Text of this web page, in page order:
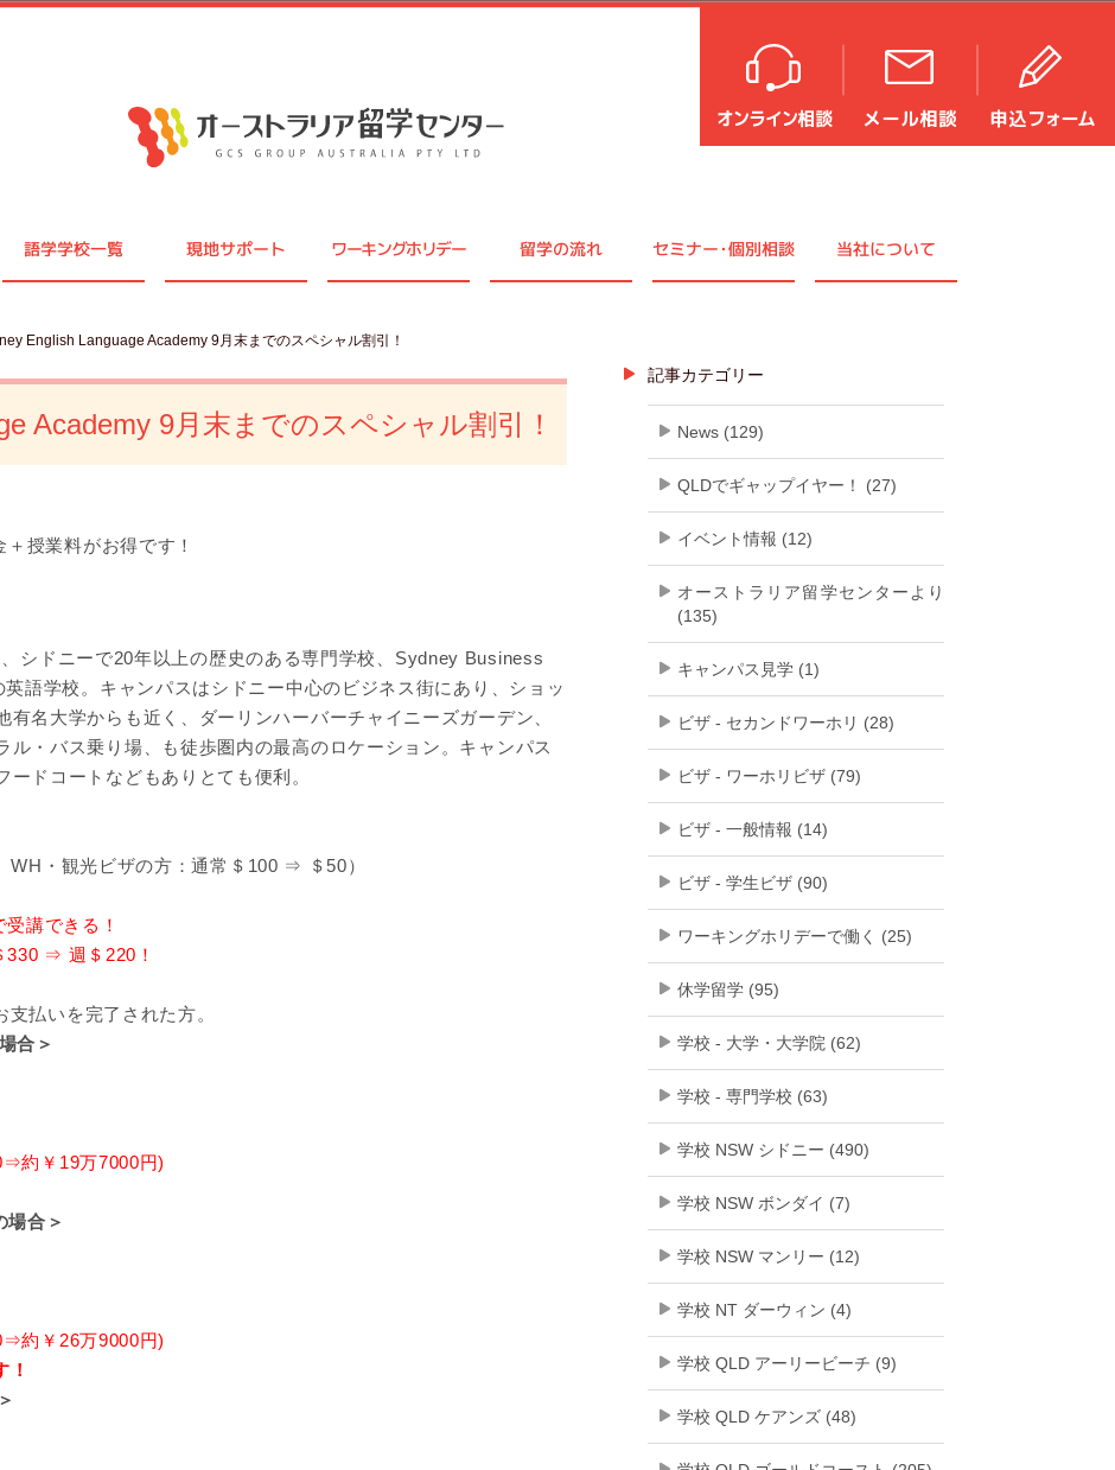
語学学校一覧 現地サポート ワーキングホリデー 留学の流れ セミナー・個別相談 当社について
English Language Academy 9月末までのスペシャル割引！
Academy 9月末までのスペシャル割引！
授業料がお得です！
シドニーで20年以上の歴史のある専門学校、Sydney Business
語学校。キャンパスはシドニー中心のビジネス街にあり、ショッ
名大学からも近く、ダーリンハーバーチャイニーズガーデン、
ル・バス乗り場、も徒歩圏内の最高のロケーション。キャンパス
ドコートなどもありとても便利。
WH・観光ビザの方：通常＄100 ⇒ ＄50）
講できる！
330 ⇒ 週＄220！
払いを完了された方。
合＞
約￥19万7000円)
場合＞
約￥26万9000円)
！
記事カテゴリー
News (129)
QLDでギャップイヤー！ (27)
イベント情報 (12)
オーストラリア留学センターより
(135)
キャンパス見学 (1)
ビザ - セカンドワーホリ (28)
ビザ - ワーホリビザ (79)
ビザ - 一般情報 (14)
ビザ - 学生ビザ (90)
ワーキングホリデーで働く (25)
休学留学 (95)
学校 - 大学・大学院 (62)
学校 - 専門学校 (63)
学校 NSW シドニー (490)
学校 NSW ボンダイ (7)
学校 NSW マンリー (12)
学校 NT ダーウィン (4)
学校 QLD アーリービーチ (9)
学校 QLD ケアンズ (48)